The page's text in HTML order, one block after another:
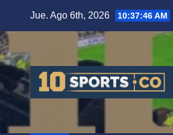
Jue. Ago 6th, 2026 10:37:47 AM